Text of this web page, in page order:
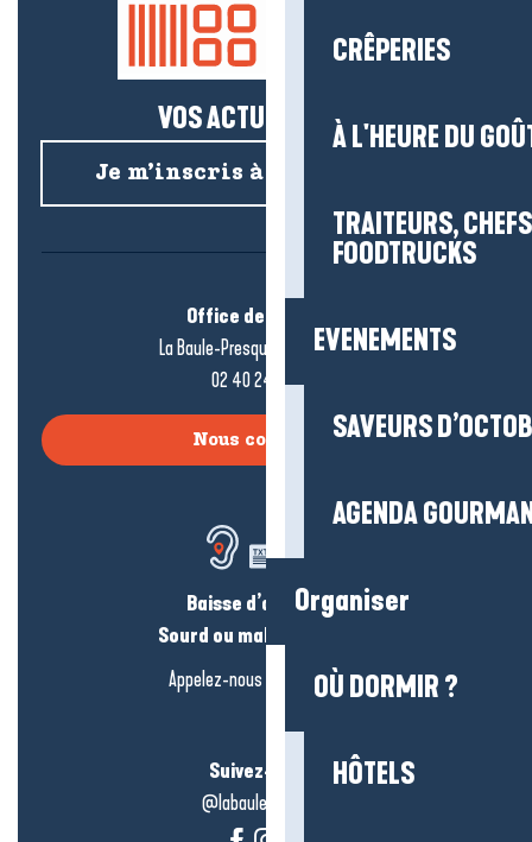
CRÊPERIES
À L'HEURE DU
TRAITEURS,
FOODTRUCKS
EVENEMENTS
SAVEURS
AGENDA
Organiser
OÙ DORMIR ?
HÔTELS
VOS ACTUS SALÉES !
Je m’inscris à la newsletter
Office de tourisme
La Baule-Presqu’île de Guérande
02 40 24 34 44
Nous contacter
Baisse d’audition ?
Sourd ou malentendant ?
Appelez-nous en
cliquant-ici
Suivez-nous !
@labauleguérande